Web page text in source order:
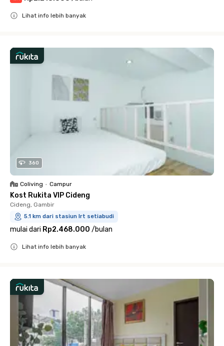
Lihat info lebih banyak
360
Coliving • Campur
Kost Rukita VIP Cideng
Cideng, Gambir
5.1 km dari stasiun lrt setiabudi
mulai dari Rp2.468.000 /bulan
Lihat info lebih banyak